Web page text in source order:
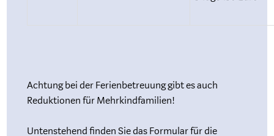
Achtung bei der Ferienbetreuung gibt es auch
Reduktionen für Mehrkindfamilien!
Untenstehend finden Sie das Formular für die